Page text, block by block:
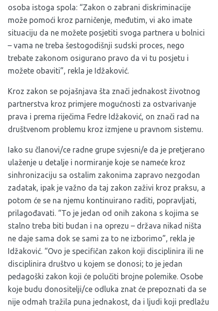
osoba istoga spola: “Zakon o zabrani diskriminacije
može pomoći kroz parničenje, međutim, vi ako imate
situaciju da ne možete posjetiti svoga partnera u bolnici
– vama ne treba šestogodišnji sudski proces, nego
trebate zakonom osigurano pravo da vi tu posjetu i
možete obaviti”, rekla je Idžaković.
Kroz zakon se pojašnjava šta znači jednakost životnog
partnerstva kroz primjere mogućnosti za ostvarivanje
prava i prema riječima Fedre Idžaković, on znači rad na
društvenom problemu kroz izmjene u pravnom sistemu.
Iako su članovi/ce radne grupe svjesni/e da je pretjerano
ulaženje u detalje i normiranje koje se nameće kroz
sinhronizaciju sa ostalim zakonima zapravo nezgodan
zadatak, ipak je važno da taj zakon zaživi kroz praksu, a
potom će se na njemu kontinuirano raditi, popravljati,
prilagođavati. “To je jedan od onih zakona s kojima se
stalno treba biti budan i na oprezu – država nikad ništa
ne daje sama dok se sami za to ne izborimo”, rekla je
Idžaković. “Ovo je specifičan zakon koji disciplinira ili ne
disciplinira društvo u kojem se donosi; to je jedan
pedagoški zakon koji će polučiti brojne polemike. Osobe
koje budu donositelji/ce odluka znat će prepoznati da se
nije odmah tražila puna jednakost, da i ljudi koji predlažu